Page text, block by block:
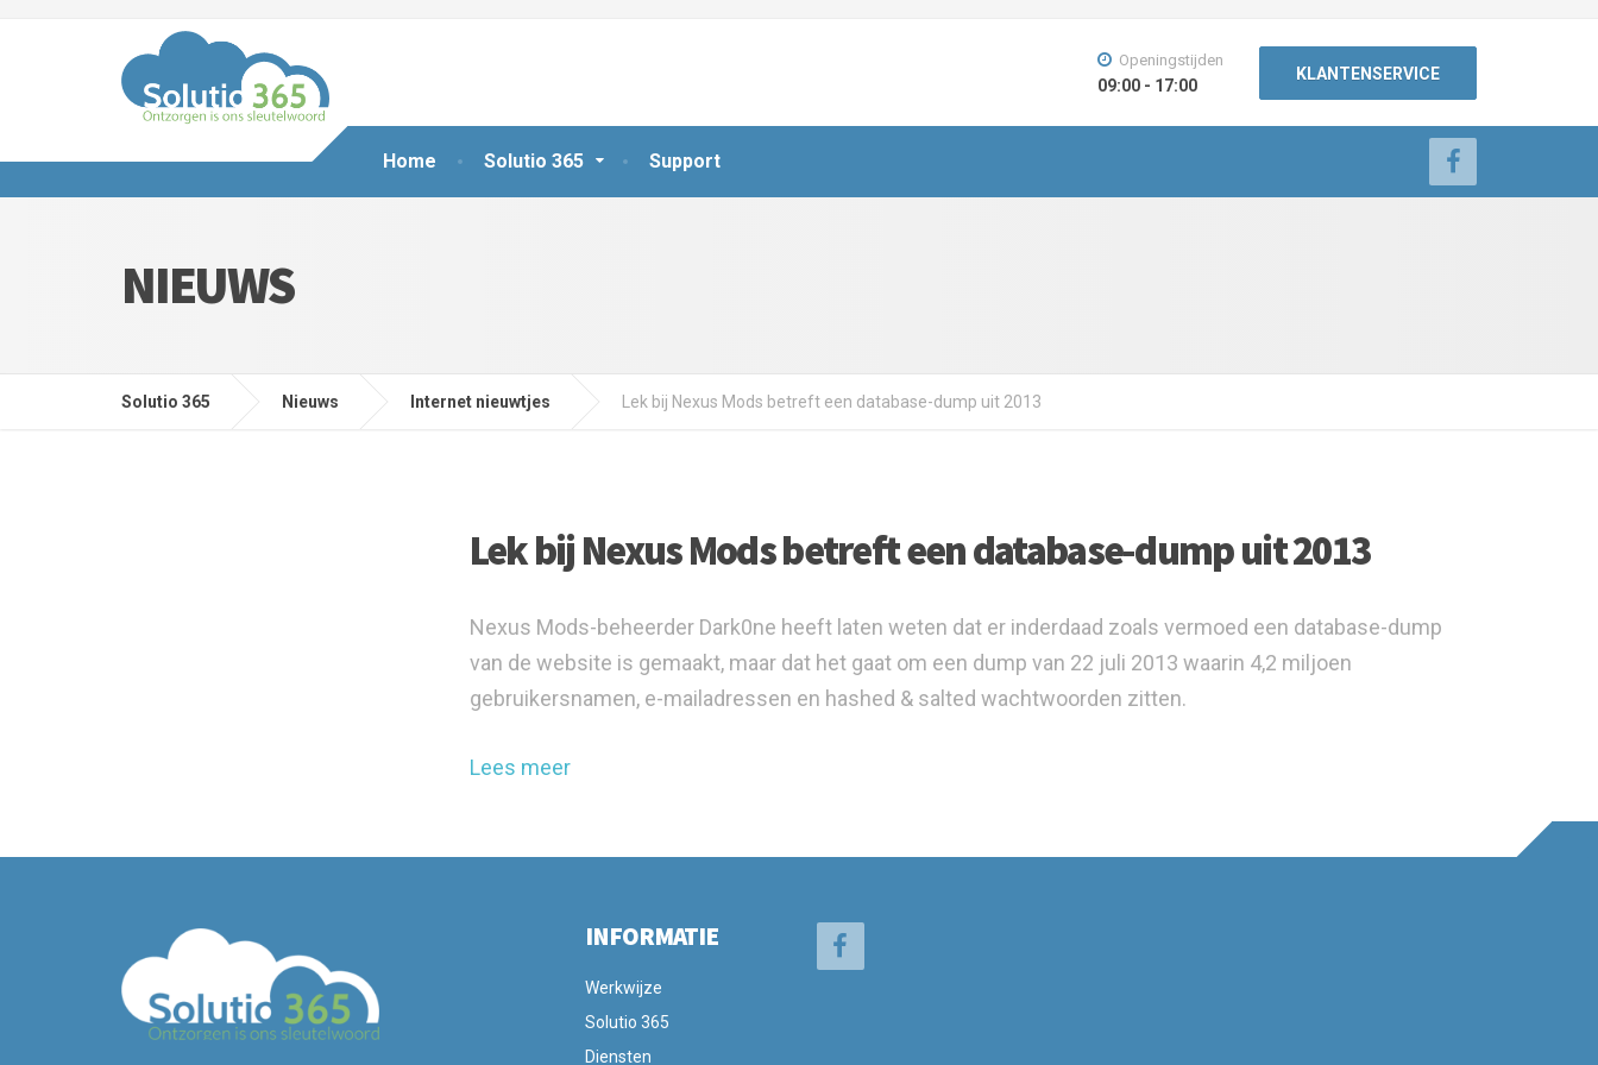
Home Solutio 365 Support
Openingstijden
09:00 - 17:00
KLANTENSERVICE
NIEUWS
Solutio 365 Nieuws Internet nieuwtjes Lek bij Nexus Mods betreft een database-dump uit 2013
Lek bij Nexus Mods betreft een database-dump uit 2013
Nexus Mods-beheerder Dark0ne heeft laten weten dat er inderdaad zoals vermoed een database-dump
van de website is gemaakt, maar dat het gaat om een dump van 22 juli 2013 waarin 4,2 miljoen
gebruikersnamen, e-mailadressen en hashed & salted wachtwoorden zitten.
Lees meer
INFORMATIE
Werkwijze
Solutio 365
Diensten